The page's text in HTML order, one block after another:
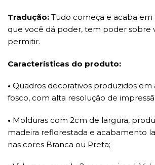
Tradução: Tudo começa e acaba em
que você dá poder, tem poder sobre
permitir.
Características do produto:
• Quadros decorativos produzidos em
fosco, com alta resolução de
• Molduras com 2cm de largura,
madeira reflorestada e acabamento
nas cores Branca ou Preta;